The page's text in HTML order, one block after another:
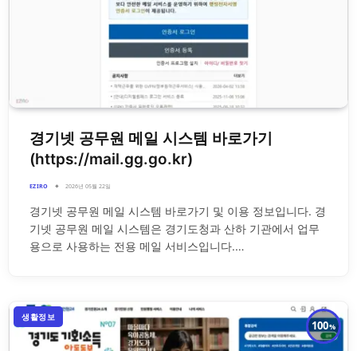
경기넷 공무원 메일 시스템 바로가기
(https://mail.gg.go.kr)
EZIRO 2026년 05월 22일
경기넷 공무원 메일 시스템 바로가기 및 이용 정보입니다. 경
기넷 공무원 메일 시스템은 경기도청과 산하 기관에서 업무
용으로 사용하는 전용 메일 서비스입니다.…
100
생활정보